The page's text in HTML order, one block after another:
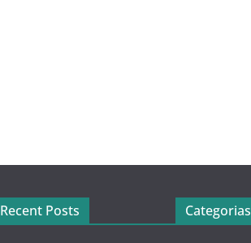
Recent Posts Categorias